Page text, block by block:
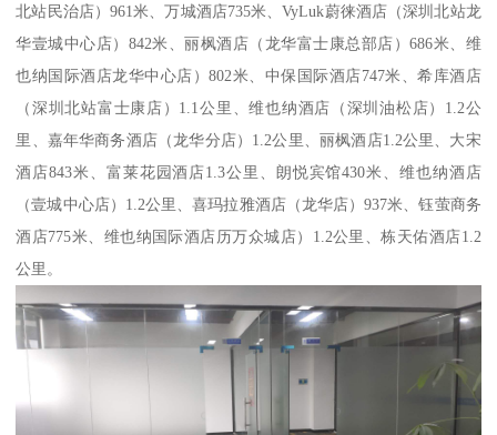
北站民治店）961米、万城酒店735米、VyLuk蔚徕酒店（深圳北站龙
华壹城中心店）842米、丽枫酒店（龙华富士康总部店）686米、维
也纳国际酒店龙华中心店）802米、中保国际酒店747米、希库酒店
（深圳北站富士康店）1.1公里、维也纳酒店（深圳油松店）1.2公
里、嘉年华商务酒店（龙华分店）1.2公里、丽枫酒店1.2公里、大宋
酒店843米、富莱花园酒店1.3公里、朗悦宾馆430米、维也纳酒店
（壹城中心店）1.2公里、喜玛拉雅酒店（龙华店）937米、钰萤商务
酒店775米、维也纳国际酒店历万众城店）1.2公里、栋天佑酒店1.2
公里。